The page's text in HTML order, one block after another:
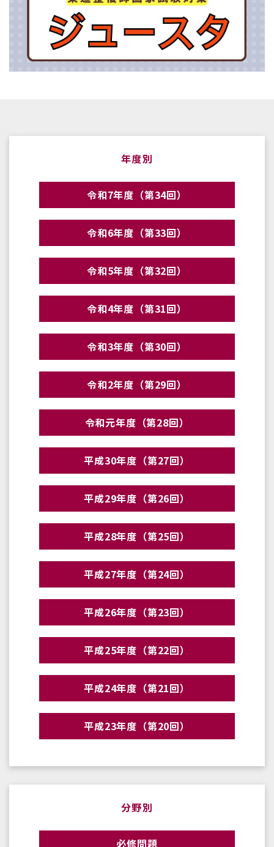
年度別
令和7年度（第34回）
令和6年度（第33回）
令和5年度（第32回）
令和4年度（第31回）
令和3年度（第30回）
令和2年度（第29回）
令和元年度（第28回）
平成30年度（第27回）
平成29年度（第26回）
平成28年度（第25回）
平成27年度（第24回）
平成26年度（第23回）
平成25年度（第22回）
平成24年度（第21回）
平成23年度（第20回）
分野別
必修問題